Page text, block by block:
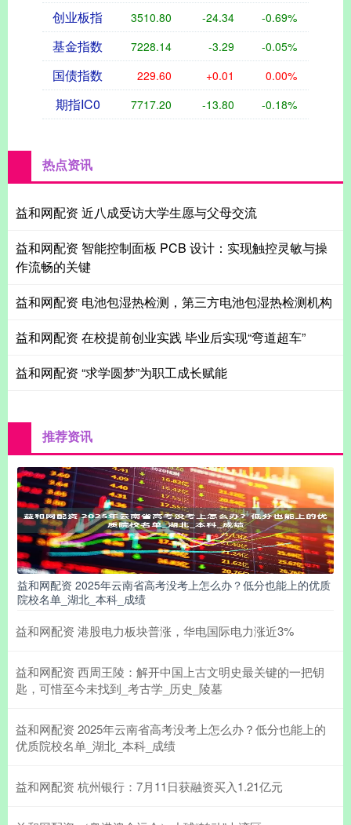
创业板指 3510.80 -24.34 -0.69%
基金指数 7228.14 -3.29 -0.05%
国债指数 229.60 +0.01 0.00%
期指IC0 7717.20 -13.80 -0.18%
热点资讯
益和网配资 近八成受访大学生愿与父母交流
益和网配资 智能控制面板 PCB 设计：实现触控灵敏与操
作流畅的关键
益和网配资 电池包湿热检测，第三方电池包湿热检测机构
益和网配资 在校提前创业实践 毕业后实现“弯道超车”
益和网配资 “求学圆梦”为职工成长赋能
推荐资讯
益和网配资 2025年云南省高考没考上怎么办？低分也能上的优质
院校名单_湖北_本科_成绩
益和网配资 港股电力板块普涨，华电国际电力涨近3%
益和网配资 西周王陵：解开中国上古文明史最关键的一把钥
匙，可惜至今未找到_考古学_历史_陵墓
益和网配资 2025年云南省高考没考上怎么办？低分也能上的
优质院校名单_湖北_本科_成绩
益和网配资 杭州银行：7月11日获融资买入1.21亿元